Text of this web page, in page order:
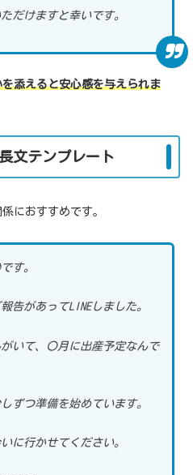
だけますと幸いです。
添えると安心感を与えられま
文テンプレート
におすすめです。
す。
告があってLINEしました。
いて、〇月に出産予定なんで
ずつ準備を始めています。
に行かせてください。